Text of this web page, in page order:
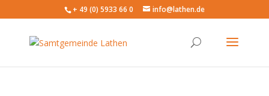
+ 49 (0) 5933 66 0 info@lathen.de